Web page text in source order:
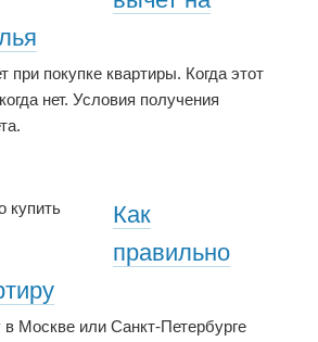
при покупке квартиры. Когда этот
нет. Условия получения
Как
правильно
в Москве или Санкт-Петербурге